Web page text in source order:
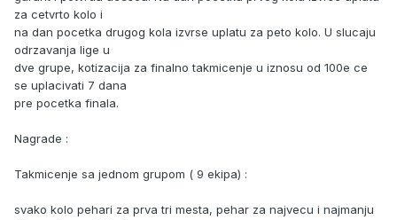
za cetvrto kolo i
na dan pocetka drugog kola izvrse uplatu za peto kolo. U slucaju
odrzavanja lige u
dve grupe, kotizacija za finalno takmicenje u iznosu od 100e ce
se uplacivati 7 dana
pre pocetka finala.
Nagrade :
Takmicenje sa jednom grupom ( 9 ekipa) :
svako kolo pehari za prva tri mesta, pehar za najvecu i najmanju